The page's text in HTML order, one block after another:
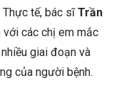
Thực tế, bác sĩTrần
các chị em mắc
giai đoạn và
của người bệnh.